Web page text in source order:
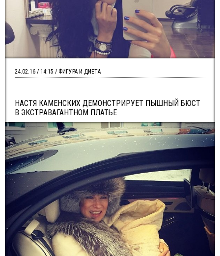
НАСТЯ КАМЕНСКИХ ДЕМОНСТРИРУЕТ ПЫШНЫЙ БЮСТ
В ЭКСТРАВАГАНТНОМ ПЛАТЬЕ
24.02.16 / 14:15 / ФИГУРА И ДИЕТА